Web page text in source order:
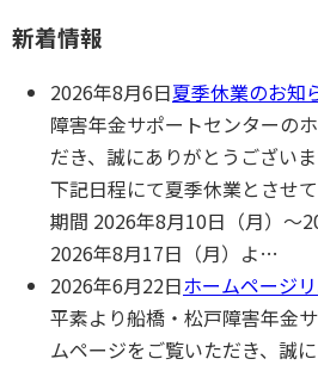
新着情報
2026年8月6日夏季休業のお知
障害年⾦サポートセンターの
だき、誠にありがとうございま
下記日程にて夏季休業とさせ
期間 2026年8月10日（月）～
2026年8月17日（月）よ…
2026年6月22日ホームページ
平素より船橋・松⼾障害年⾦
ムページをご覧いただき、誠